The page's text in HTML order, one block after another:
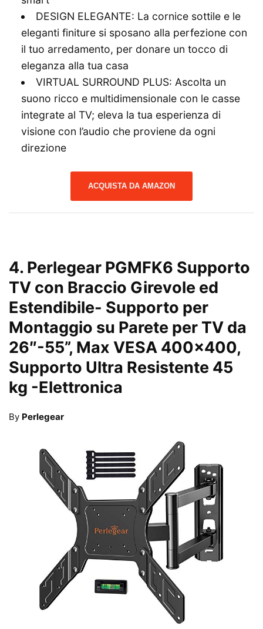
DESIGN ELEGANTE: La cornice sottile e le
eleganti finiture si sposano alla perfezione con
il tuo arredamento, per donare un tocco di
eleganza alla tua casa
VIRTUAL SURROUND PLUS: Ascolta un
suono ricco e multidimensionale con le casse
integrate al TV; eleva la tua esperienza di
visione con l’audio che proviene da ogni
direzione
ACQUISTA DA AMAZON
4. Perlegear PGMFK6 Supporto
TV con Braccio Girevole ed
Estendibile- Supporto per
Montaggio su Parete per TV da
26″-55”, Max VESA 400×400,
Supporto Ultra Resistente 45
kg -Elettronica
By Perlegear